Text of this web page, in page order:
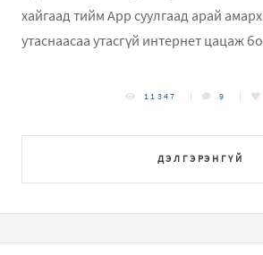
хайгаад тийм App суулгаад арай
утаснаасаа утасгүй интернет цацаж
ДЭЛГЭРЭНГҮЙ
11347 9